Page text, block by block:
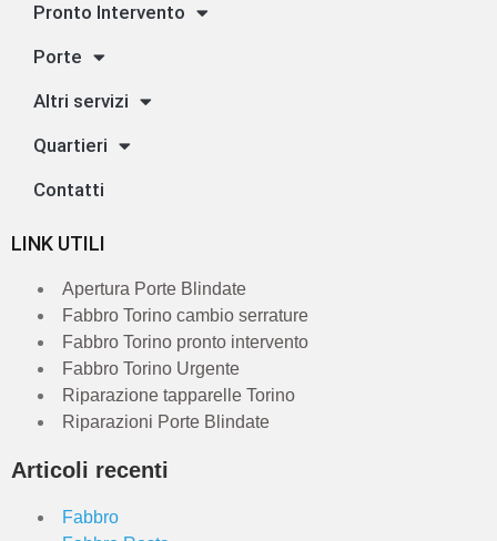
Pronto Intervento
Porte
Altri servizi
Quartieri
Contatti
LINK UTILI
Apertura Porte Blindate
Fabbro Torino cambio serrature
Fabbro Torino pronto intervento
Fabbro Torino Urgente
Riparazione tapparelle Torino
Riparazioni Porte Blindate
Articoli recenti
Fabbro